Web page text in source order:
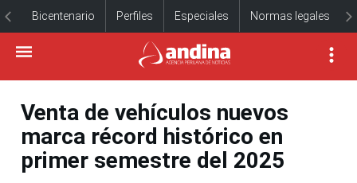
Bicentenario Perfiles Especiales Normas legales
Venta de vehículos nuevos
marca récord histórico en
primer semestre del 2025